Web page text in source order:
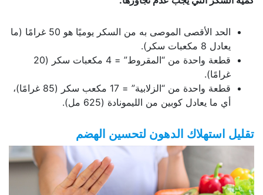
الحد الأقصى الموصى به من السكر يوميًا هو 50 غرامًا (ما
يعادل 8 مكعبات سكر).
قطعة واحدة من “المقروط” = 4 مكعبات سكر (20
غرامًا).
قطعة واحدة من “الزلابية” = 17 مكعب سكر (85 غرامًا)،
أي ما يعادل كوبين من الليمونادة (625 مل).
تقليل استهلاك الدهون لتحسين الهضم